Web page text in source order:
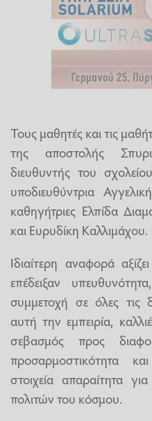
Τους μαθητές και τις
της αποστολής
διευθυντής του
υποδιευθύντρια
καθηγήτριες Ελπίδα
και Ευρυδίκη Καλλιμάχου.
Ιδιαίτερη αναφορά
επέδειξαν
συμμετοχή σε όλες τις
αυτή την εμπειρία,
σεβασμός προς
προσαρμοστικότητα
στοιχεία απαραίτητα
πολιτών του κόσμου.